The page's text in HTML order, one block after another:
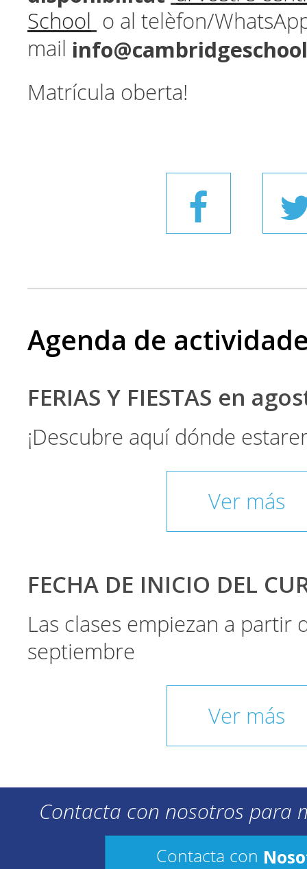
School
o al telèfon/
mail
Matrícula oberta!
Agenda de
FERIAS Y FIESTAS en
¡Descubre aquí dónde
Ver más
FECHA DE INICIO DEL
Las clases empiezan a partir
septiembre
Ver más
Contacta con nosotros para
Contacta con